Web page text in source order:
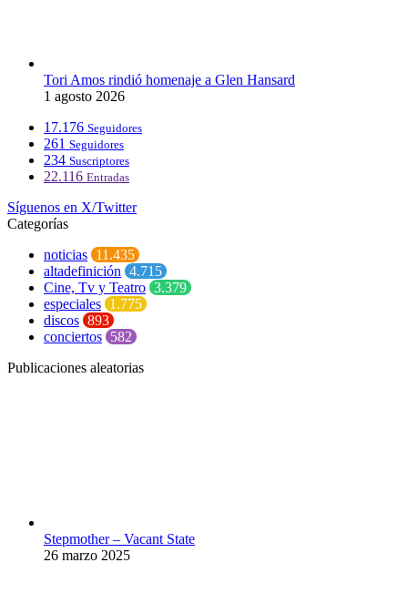
Tori Amos rindió homenaje a Glen Hansard
1 agosto 2026
17.176 Seguidores
261 Seguidores
234 Suscriptores
22.116 Entradas
Síguenos en X/Twitter
Categorías
noticias 11.435
altadefinición 4.715
Cine, Tv y Teatro 3.379
especiales 1.775
discos 893
conciertos 582
Publicaciones aleatorias
Stepmother – Vacant State
26 marzo 2025